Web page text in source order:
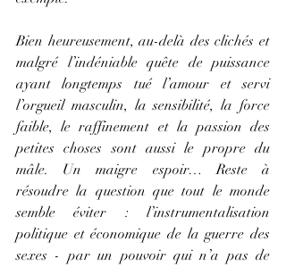
Bien heureusement, au-delà des clichés et
malgré l’indéniable quête de puissance
ayant longtemps tué l’amour et servi
l’orgueil masculin, la sensibilité, la force
faible, le raffinement et la passion des
petites choses sont aussi le propre du
mâle. Un maigre espoir… Reste à
résoudre la question que tout le monde
semble éviter : l’instrumentalisation
politique et économique de la guerre des
sexes - par un pouvoir qui n’a pas de